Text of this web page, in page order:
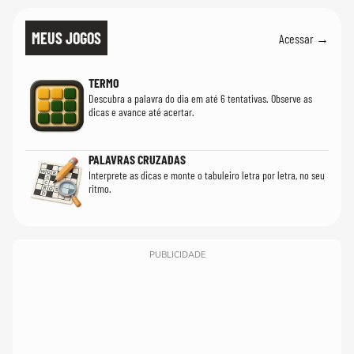
MEUS JOGOS Acessar →
TERMO
Descubra a palavra do dia em até 6 tentativas. Observe as
dicas e avance até acertar.
PALAVRAS CRUZADAS
Interprete as dicas e monte o tabuleiro letra por letra, no seu
ritmo.
PUBLICIDADE